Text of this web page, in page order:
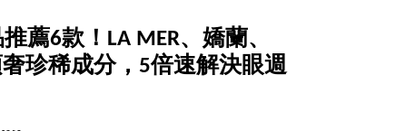
薦6款！LA MER、嬌蘭、
珍稀成分，5倍速解決眼週